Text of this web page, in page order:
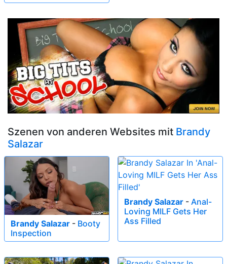
Szenen von anderen Websites mit Brandy
Salazar
Brandy Salazar - Booty
Inspection
Brandy Salazar - Anal-
Loving MILF Gets Her
Ass Filled